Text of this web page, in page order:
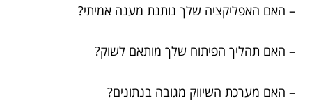
– האם האפליקציה שלך נותנת מענה אמיתי?
– האם תהליך הפיתוח שלך מותאם לשוק?
– האם מערכת השיווק מגובה בנתונים?